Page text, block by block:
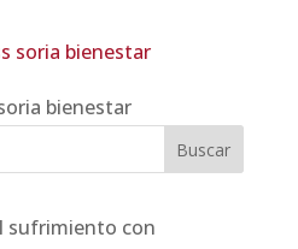
bienestar
sufrimiento con